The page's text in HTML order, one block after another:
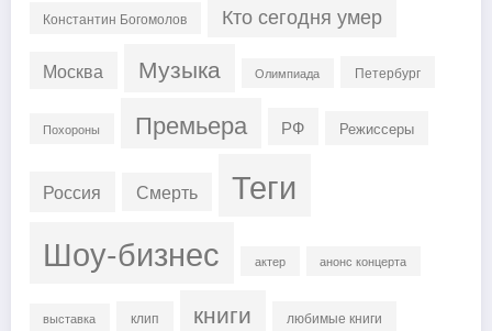
Константин Богомолов Кто сегодня умер
Москва Музыка Олимпиада Петербург
Похороны Премьера РФ Режиссеры
Россия Смерть Теги
Шоу-бизнес актер анонс концерта
выставка клип книги любимые книги